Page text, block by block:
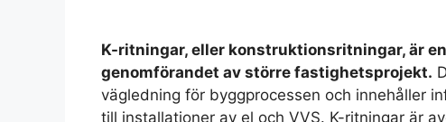
K-ritningar, eller konstruktionsritningar, är
genomförandet av större fastighetsprojekt.
vägledning för byggprocessen och innehåller
till installationer av el och VVS. K-ritningar är